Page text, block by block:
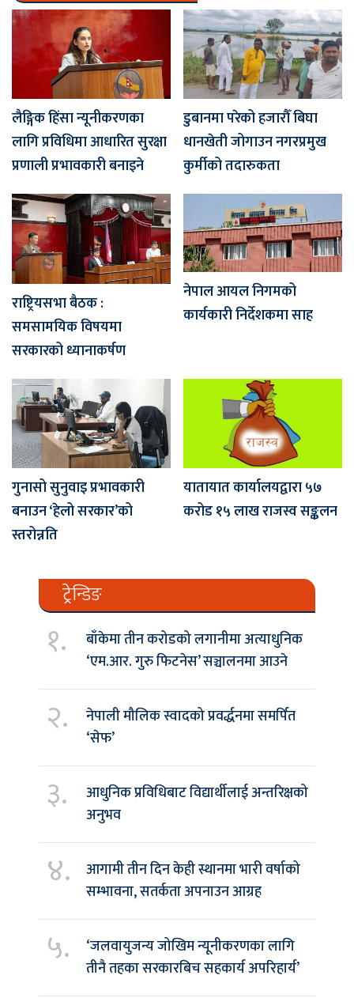
लैङ्गिक हिंसा न्यूनीकरणका
लागि प्रविधिमा आधारित सुरक्षा
प्रणाली प्रभावकारी बनाइने
डुबानमा परेको हजारौँ बिघा
धानखेती जोगाउन नगरप्रमुख
कुर्मीको तदारुकता
राष्ट्रियसभा बैठक :
समसामयिक विषयमा
सरकारको ध्यानाकर्षण
नेपाल आयल निगमको
कार्यकारी निर्देशकमा साह
गुनासो सुनुवाइ प्रभावकारी
बनाउन ‘हेलो सरकार’को
स्तरोन्नति
यातायात कार्यालयद्वारा ५७
करोड १५ लाख राजस्व सङ्कलन
ट्रेन्डिङ
१.
बाँकेमा तीन करोडको लगानीमा अत्याधुनिक
‘एम.आर. गुरु फिटनेस’ सञ्चालनमा आउने
२.
नेपाली मौलिक स्वादको प्रवर्द्धनमा समर्पित
‘सेफ’
३.
आधुनिक प्रविधिबाट विद्यार्थीलाई अन्तरिक्षको
अनुभव
४.
आगामी तीन दिन केही स्थानमा भारी वर्षाको
सम्भावना, सतर्कता अपनाउन आग्रह
५.
‘जलवायुजन्य जोखिम न्यूनीकरणका लागि
तीनै तहका सरकारबिच सहकार्य अपरिहार्य’